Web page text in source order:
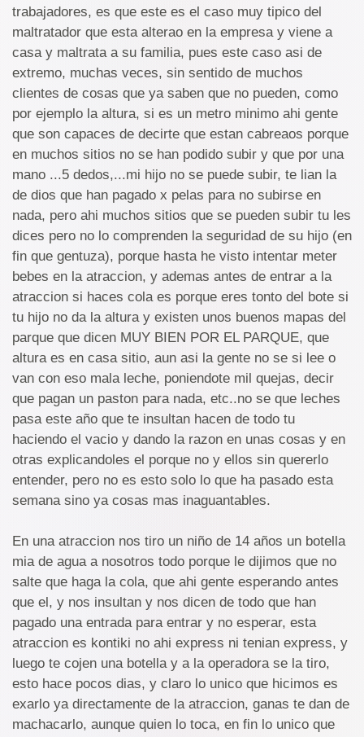
trabajadores, es que este es el caso muy tipico del
maltratador que esta alterao en la empresa y viene a
casa y maltrata a su familia, pues este caso asi de
extremo, muchas veces, sin sentido de muchos
clientes de cosas que ya saben que no pueden, como
por ejemplo la altura, si es un metro minimo ahi gente
que son capaces de decirte que estan cabreaos porque
en muchos sitios no se han podido subir y que por una
mano ...5 dedos,...mi hijo no se puede subir, te lian la
de dios que han pagado x pelas para no subirse en
nada, pero ahi muchos sitios que se pueden subir tu les
dices pero no lo comprenden la seguridad de su hijo (en
fin que gentuza), porque hasta he visto intentar meter
bebes en la atraccion, y ademas antes de entrar a la
atraccion si haces cola es porque eres tonto del bote si
tu hijo no da la altura y existen unos buenos mapas del
parque que dicen MUY BIEN POR EL PARQUE, que
altura es en casa sitio, aun asi la gente no se si lee o
van con eso mala leche, poniendote mil quejas, decir
que pagan un paston para nada, etc..no se que leches
pasa este año que te insultan hacen de todo tu
haciendo el vacio y dando la razon en unas cosas y en
otras explicandoles el porque no y ellos sin quererlo
entender, pero no es esto solo lo que ha pasado esta
semana sino ya cosas mas inaguantables.
En una atraccion nos tiro un niño de 14 años un botella
mia de agua a nosotros todo porque le dijimos que no
salte que haga la cola, que ahi gente esperando antes
que el, y nos insultan y nos dicen de todo que han
pagado una entrada para entrar y no esperar, esta
atraccion es kontiki no ahi express ni tenian express, y
luego te cojen una botella y a la operadora se la tiro,
esto hace pocos dias, y claro lo unico que hicimos es
exarlo ya directamente de la atraccion, ganas te dan de
machacarlo, aunque quien lo toca, en fin lo unico que